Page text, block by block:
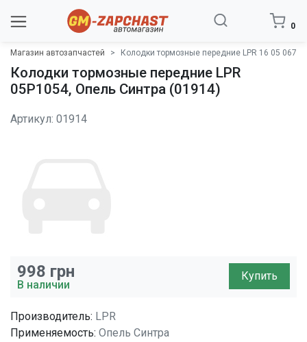
0
Магазин автозапчастей Колодки тормозные передние LPR 16 05 067
Колодки тормозные передние LPR
05P1054, Опель Синтра (01914)
Артикул: 01914
998 грн
В наличии
Купить
Производитель: LPR
Применяемость: Опель Синтра